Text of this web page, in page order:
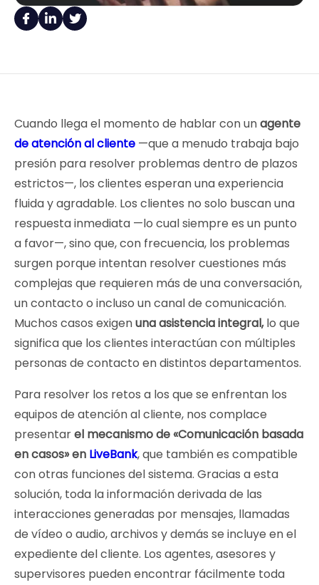
Cuando llega el momento de hablar con unagente
de atención al cliente —que a menudo trabaja bajo
presión para resolver problemas dentro de plazos
estrictos—, los clientes esperan una experiencia
fluida y agradable. Los clientes no solo buscan una
respuesta inmediata —lo cual siempre es un punto
a favor—, sino que, con frecuencia, los problemas
surgen porque intentan resolver cuestiones más
complejas que requieren más de una conversación,
un contacto o incluso un canal de comunicación.
Muchos casos exigenuna asistencia integral,lo que
significa que los clientes interactúan con múltiples
personas de contacto en distintos departamentos.
Para resolver los retos a los que se enfrentan los
equipos de atención al cliente, nos complace
presentarel mecanismo de «Comunicación basada
en casos» en LiveBank, que también es compatible
con otras funciones del sistema. Gracias a esta
solución, toda la información derivada de las
interacciones generadas por mensajes, llamadas
de vídeo o audio, archivos y demás se incluye en el
expediente del cliente. Los agentes, asesores y
supervisores pueden encontrar fácilmente toda